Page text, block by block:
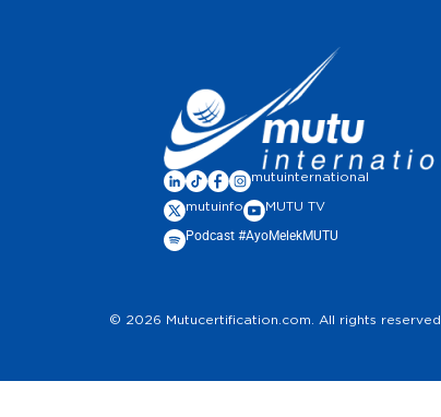
mutuinternational
mutuinfo MUTU TV
Podcast #AyoMelekMUTU
© 2026 Mutucertification.com. All rights reserved